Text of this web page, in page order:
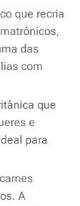
que recria
das
com
que
e
para
A